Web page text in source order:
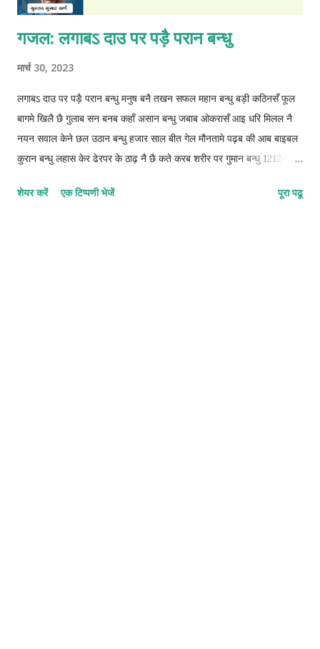
गजल: लगाबऽ दाउ पर पड़ै परान बन्धु
मार्च 30, 2023
लगाबऽ दाउ पर पड़ै परान बन्धु मनुष बनै तखन सफल महान बन्धु बड़ी कठिनसँ फूल
बागमे खिलै छै गुलाब सन बनब कहाँ असान बन्धु जबाब ओकरासँ आइ धरि मिलल नै
नयन सवाल केने छल उठान बन्धु हजार साल बीत गेल मौनतामे पढ़ब की आब बाइबल
कुरान बन्धु लहास केर ढेरपर के ठाढ़ नै छै कते करब शरीर पर गुमान बन्धु 1212-
शेयर करें एक टिप्पणी भेजें पूरा पढू